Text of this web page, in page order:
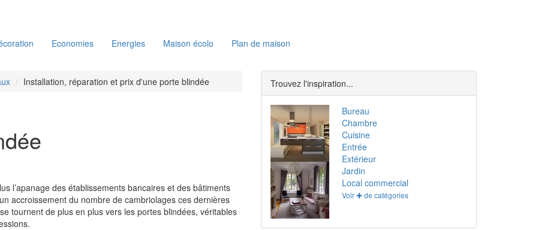
Economies Energies Maison écolo Plan de maison
Installation, réparation et prix d'une porte blindée
l’apanage des établissements bancaires et des bâtiments
accroissement du nombre de cambriolages ces dernières
tournent de plus en plus vers les portes blindées, véritables
Trouvez l'inspiration...
Bureau
Chambre
Cuisine
Entrée
Extérieur
Jardin
Local commercial
Voir ✚ de catégories